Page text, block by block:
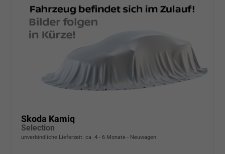
Skoda Kamiq
Selection
unverbindliche Lieferzeit: ca. 4 - 6 Monate Neuwagen